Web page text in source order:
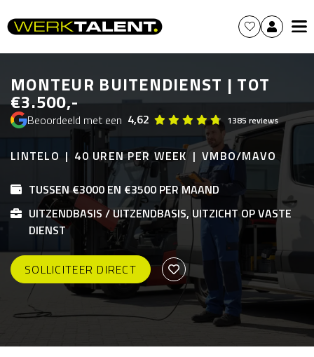
MONTEUR BUITENDIENST | TOT
€3.500,-
Beoordeeld met een 4,62 1385 reviews
LINTELO 40 UREN PER WEEK
VMBO/MAVO
TUSSEN €3000 EN €3500 PER MAAND
UITZENDBASIS / UITZENDBASIS, UITZICHT OP VASTE
DIENST
SOLLICITEER DIRECT